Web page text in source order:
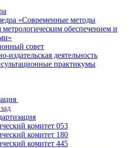
«Современные методы
метрологическим обеспечением и
совет
издательская деятельность
практикумы
комитет 053
комитет 180
комитет 445